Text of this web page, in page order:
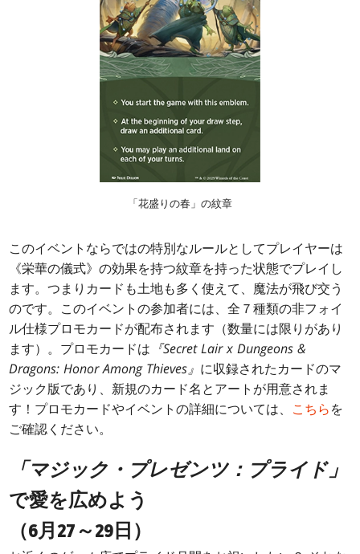
「花盛りの春」の紋章
このイベントならではの特別なルールとしてプレイヤーは
《栄華の儀式》の効果を持つ紋章を持った状態でプレイし
ます。つまりカードも土地も多く使えて、魔法が飛び交う
のです。このイベントの参加者には、全７種類の非フォイ
ル仕様プロモカードが配布されます（数量には限りがあり
ます）。プロモカードは 『Secret Lair x Dungeons &
Dragons: Honor Among Thieves』 に収録されたカードのマ
ジック版であり、新規のカード名とアートが用意されま
す！プロモカードやイベントの詳細については、 こちらを
ご確認ください。
「マジック・プレゼンツ：プライド」
で愛を広めよう
（6月27～29日）